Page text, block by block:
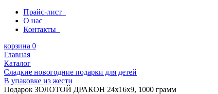
Прайс-лист
О нас
Контакты
корзина 0
Главная
Каталог
Сладкие новогодние подарки для детей
В упаковке из жести
Подарок ЗОЛОТОЙ ДРАКОН 24х16х9, 1000 грамм